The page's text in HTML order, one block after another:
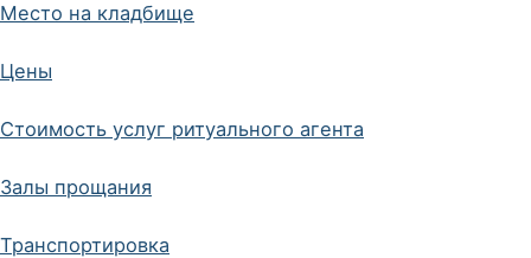
Место на кладбище
Цены
Стоимость услуг ритуального агента
Залы прощания
Транспортировка